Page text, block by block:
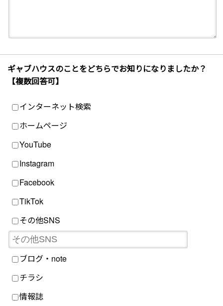
ギャブハウスのことをどちらでお知りになりましたか？
【複数回答可】
インターネット検索
ホームページ
YouTube
Instagram
Facebook
TikTok
その他SNS
ブログ・note
チラシ
情報誌